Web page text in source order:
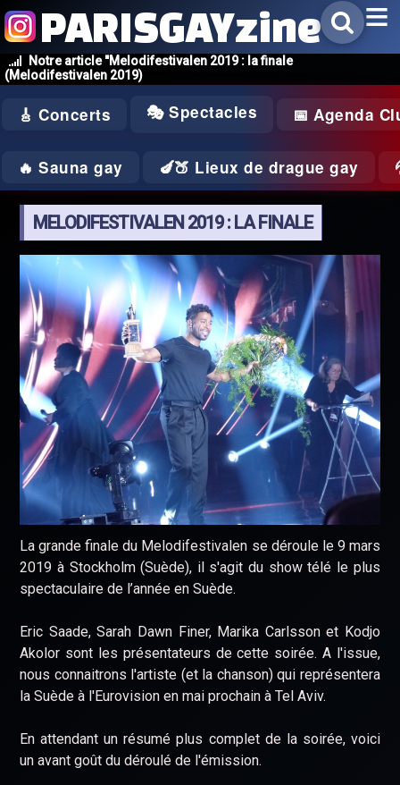
Notre article "Melodifestivalen 2019 : la finale
(Melodifestivalen 2019)
PARISGAYzine
🎸 Concerts 🎭 Spectacles 📅 Agenda
🔥 Sauna gay 🍆🍑 Lieux de drague gay
MELODIFESTIVALEN 2019 : LA FINALE
La grande finale du Melodifestivalen se déroule le 9 mars
2019 à Stockholm (Suède), il s'agit du show télé le plus
spectaculaire de l’année en Suède.
Eric Saade, Sarah Dawn Finer, Marika Carlsson et Kodjo
Akolor sont les présentateurs de cette soirée. A l'issue,
nous connaitrons l'artiste (et la chanson) qui représentera
la Suède à l'Eurovision en mai prochain à Tel Aviv.
En attendant un résumé plus complet de la soirée, voici
un avant goût du déroulé de l'émission.